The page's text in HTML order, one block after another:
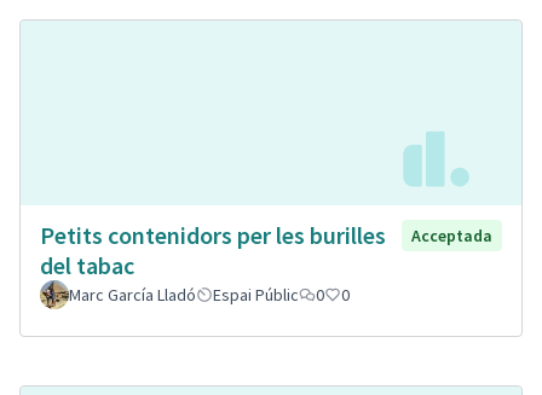
Petits contenidors per les burilles
del tabac
Acceptada
Marc García Lladó Espai Públic 0 0